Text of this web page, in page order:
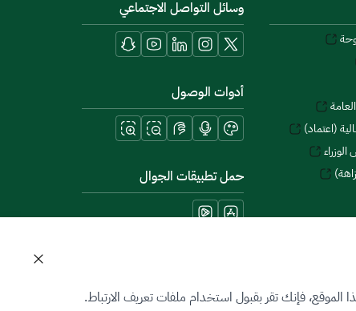
(اعتماد)
وسائل التواصل الاجتماعي
أدوات الوصول
حمل تطبيقات الجوال
فإنك تقر بقبول استخدام ملفات تعريف الارتباط.